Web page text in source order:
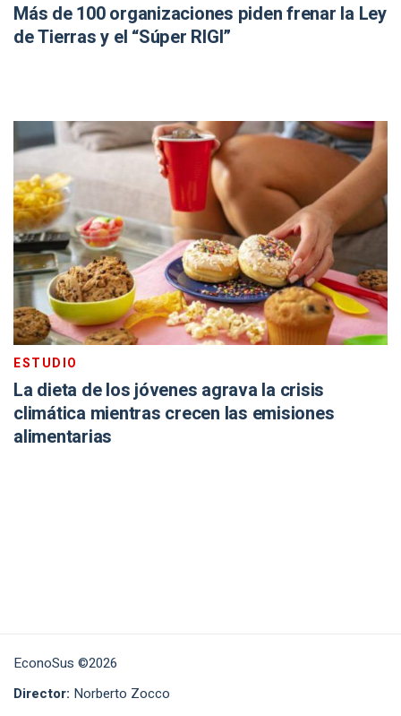
Más de 100 organizaciones piden frenar la Ley
de Tierras y el “Súper RIGI”
ESTUDIO
La dieta de los jóvenes agrava la crisis
climática mientras crecen las emisiones
alimentarias
EconoSus ©2026
Director: Norberto Zocco